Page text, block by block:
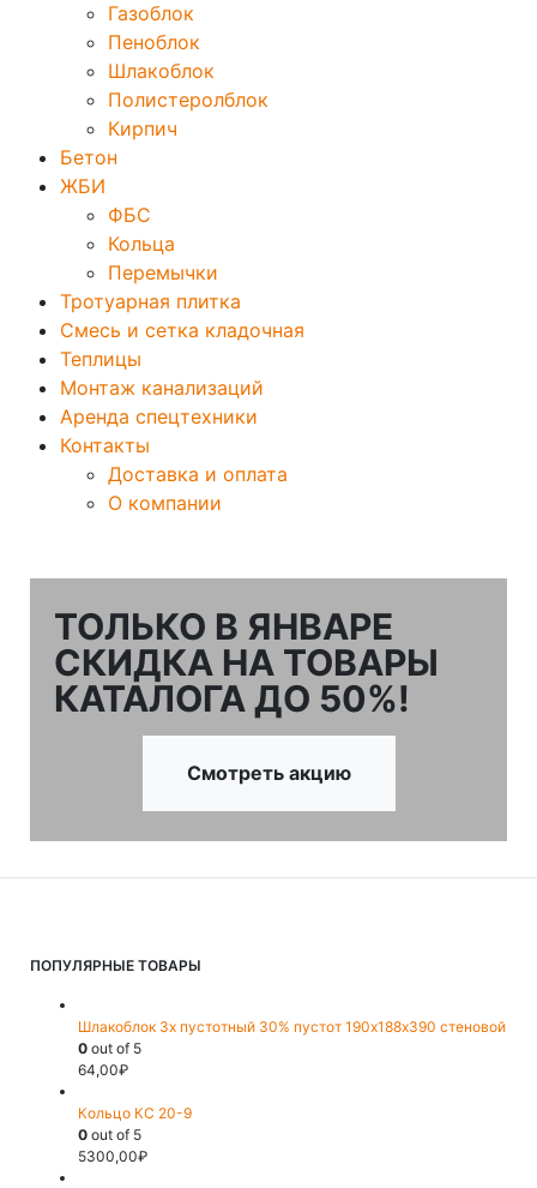
Газоблок
Пеноблок
Шлакоблок
Полистеролблок
Кирпич
Бетон
ЖБИ
ФБС
Кольца
Перемычки
Тротуарная плитка
Смесь и сетка кладочная
Теплицы
Монтаж канализаций
Аренда спецтехники
Контакты
Доставка и оплата
О компании
ТОЛЬКО В ЯНВАРЕ
СКИДКА НА ТОВАРЫ
КАТАЛОГА ДО 50%!
Смотреть акцию
ПОПУЛЯРНЫЕ ТОВАРЫ
Шлакоблок 3х пустотный 30% пустот 190х188х390 стеновой
0 out of 5
64,00₽
Кольцо КС 20-9
0 out of 5
5300,00₽